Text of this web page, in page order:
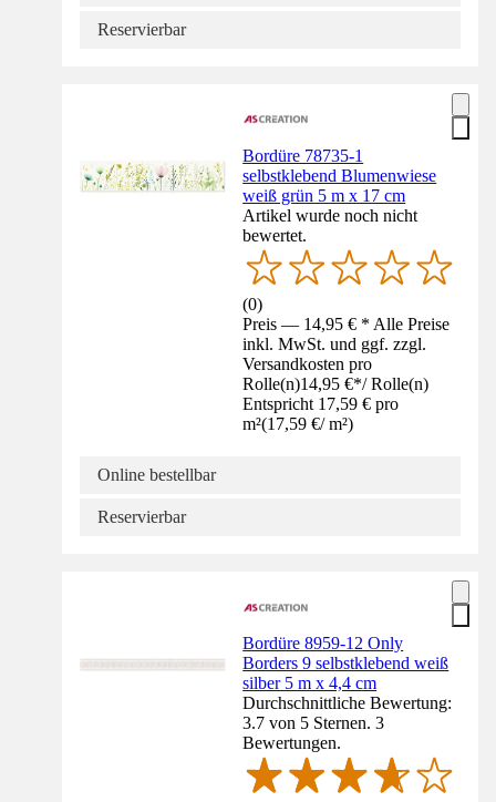
Reservierbar
Bordüre 78735-1
selbstklebend Blumenwiese
weiß grün 5 m x 17 cm
Artikel wurde noch nicht
bewertet.
(0)
Preis — 14,95 € * Alle Preise
inkl. MwSt. und ggf. zzgl.
Versandkosten pro
Rolle(n)14,95 €*/ Rolle(n)
Entspricht 17,59 € pro
m²(17,59 €/ m²)
Online bestellbar
Reservierbar
Bordüre 8959-12 Only
Borders 9 selbstklebend weiß
silber 5 m x 4,4 cm
Durchschnittliche Bewertung:
3.7 von 5 Sternen. 3
Bewertungen.